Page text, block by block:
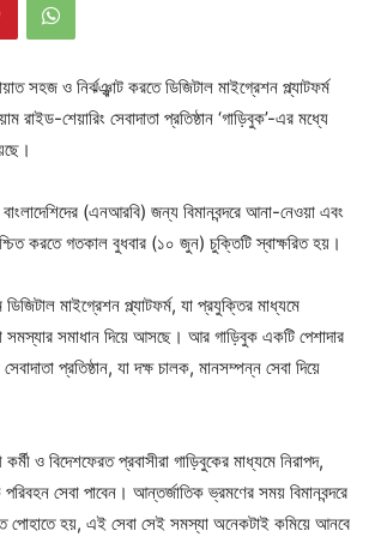
সহজ ও নির্ঝঞ্ঝাট করতে ডিজিটাল মাইগ্রেশন প্ল্যাটফর্ম
রাইড-শেয়ারিং সেবাদাতা প্রতিষ্ঠান ‘গাড়িবুক’-এর মধ্যে
বাংলাদেশিদের (এনআরবি) জন্য বিমানবন্দরে আনা-নেওয়া এবং
করতে গতকাল বুধবার (১০ জুন) চুক্তিটি স্বাক্ষরিত হয়।
মাইগ্রেশন প্ল্যাটফর্ম, যা প্রযুক্তির মাধ্যমে
সমস্যার সমাধান দিয়ে আসছে। আর গাড়িবুক একটি পেশাদার
প্রতিষ্ঠান, যা দক্ষ চালক, মানসম্পন্ন সেবা দিয়ে
ও বিদেশফেরত প্রবাসীরা গাড়িবুকের মাধ্যমে নিরাপদ,
সেবা পাবেন। আন্তর্জাতিক ভ্রমণের সময় বিমানবন্দরে
পোহাতে হয়, এই সেবা সেই সমস্যা অনেকটাই কমিয়ে আনবে